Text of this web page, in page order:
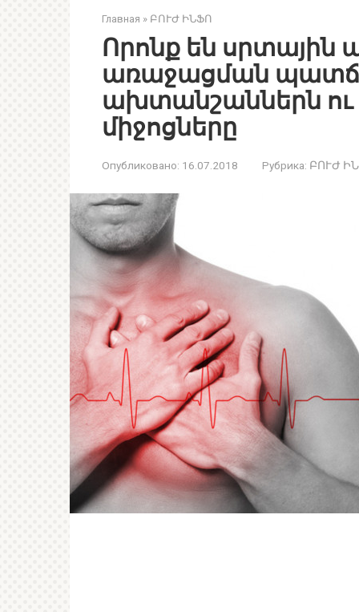
Главная » ԲՈՒԺ ԻՆՖՈ
Որոնք են սրտային
առաջացման
ախտանշաններն
միջոցները
Опубликовано: 16.07.2018 Рубрика: ԲՈՒԺ